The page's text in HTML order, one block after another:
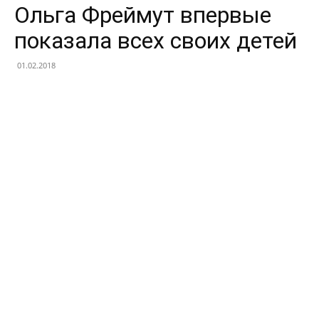
Ольга Фреймут впервые
показала всех своих детей
01.02.2018